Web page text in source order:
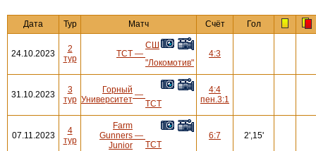
Дата Тур Матч Счёт Гол
24.10.2023
2
тур
ТСТ —
СШ
"Локомотив"
4:3
31.10.2023
3
тур
Горный
Университет —
ТСТ
4:4
пен.3:1
07.11.2023
4
тур
Farm
Gunners
Junior
—
ТСТ
6:7 2',15'